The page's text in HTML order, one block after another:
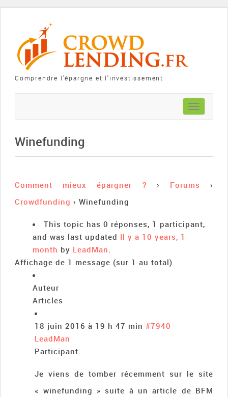
Comprendre l'épargne et l'investissement
Toggle
navigation
Winefunding
Comment mieux épargner ? › Forums
›
Crowdfunding › Winefunding
This topic has 0 réponses, 1 participant,
and was last updated Il y a 10 years, 1
month by LeadMan.
Affichage de 1 message (sur 1 au total)
Auteur
Articles
18 juin 2016 à 19 h 47 min #7940
LeadMan
Participant
Je viens de tomber récemment sur le site
« winefunding » suite à un article de BFM